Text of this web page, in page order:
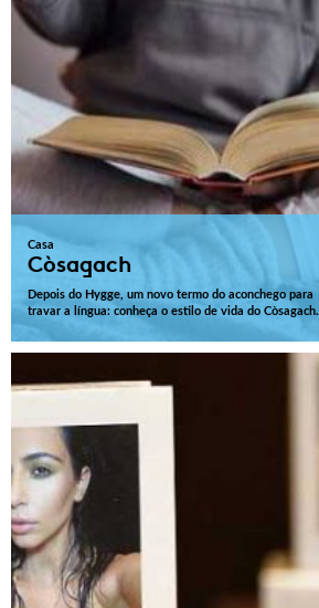
Casa
Còsagach
Depois do Hygge, um novo termo do aconchego para
travar a língua: conheça o estilo de vida do Còsagach.